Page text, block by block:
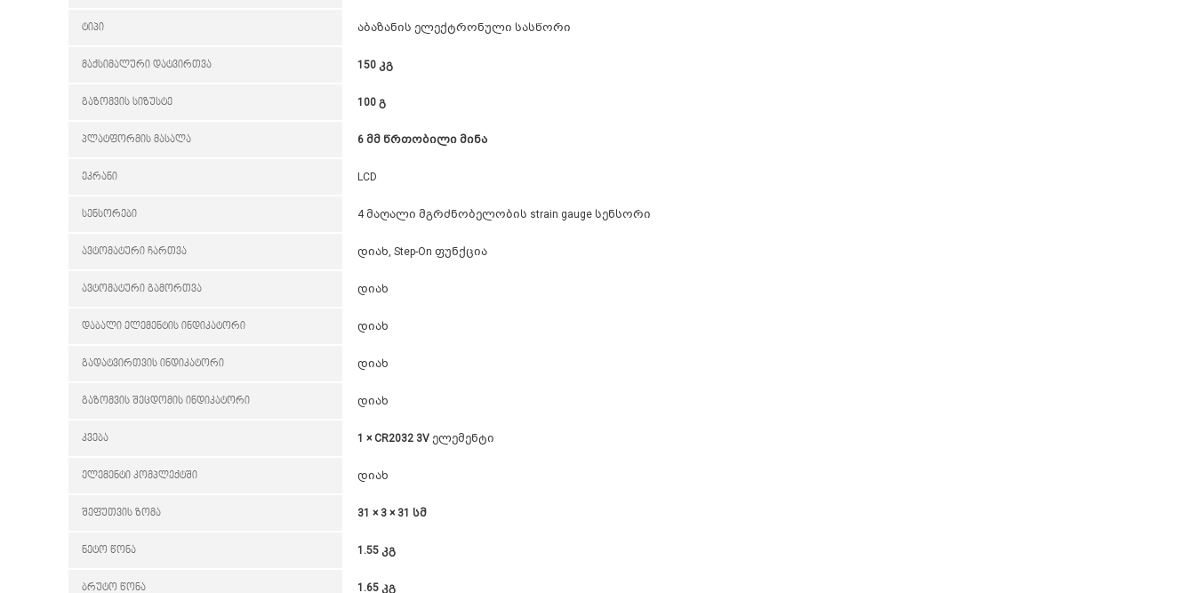
ტიპი აბაზანის ელექტრონული სასწორი
მაქსიმალური დატვირთვა 150 კგ
გაზომვის სიზუსტე 100 გ
პლატფორმის მასალა 6 მმ წრთობილი მინა
ეკრანი LCD
სენსორები 4 მაღალი მგრძნობელობის strain gauge სენსორი
ავტომატური ჩართვა დიახ, Step-On ფუნქცია
ავტომატური გამორთვა დიახ
დაბალი ელემენტის ინდიკატორი დიახ
გადატვირთვის ინდიკატორი დიახ
გაზომვის შეცდომის ინდიკატორი დიახ
კვება 1 × CR2032 3V ელემენტი
ელემენტი კომპლექტში დიახ
შეფუთვის ზომა 31 × 3 × 31 სმ
ნეტო წონა 1.55 კგ
ბრუტო წონა 1.65 კგ